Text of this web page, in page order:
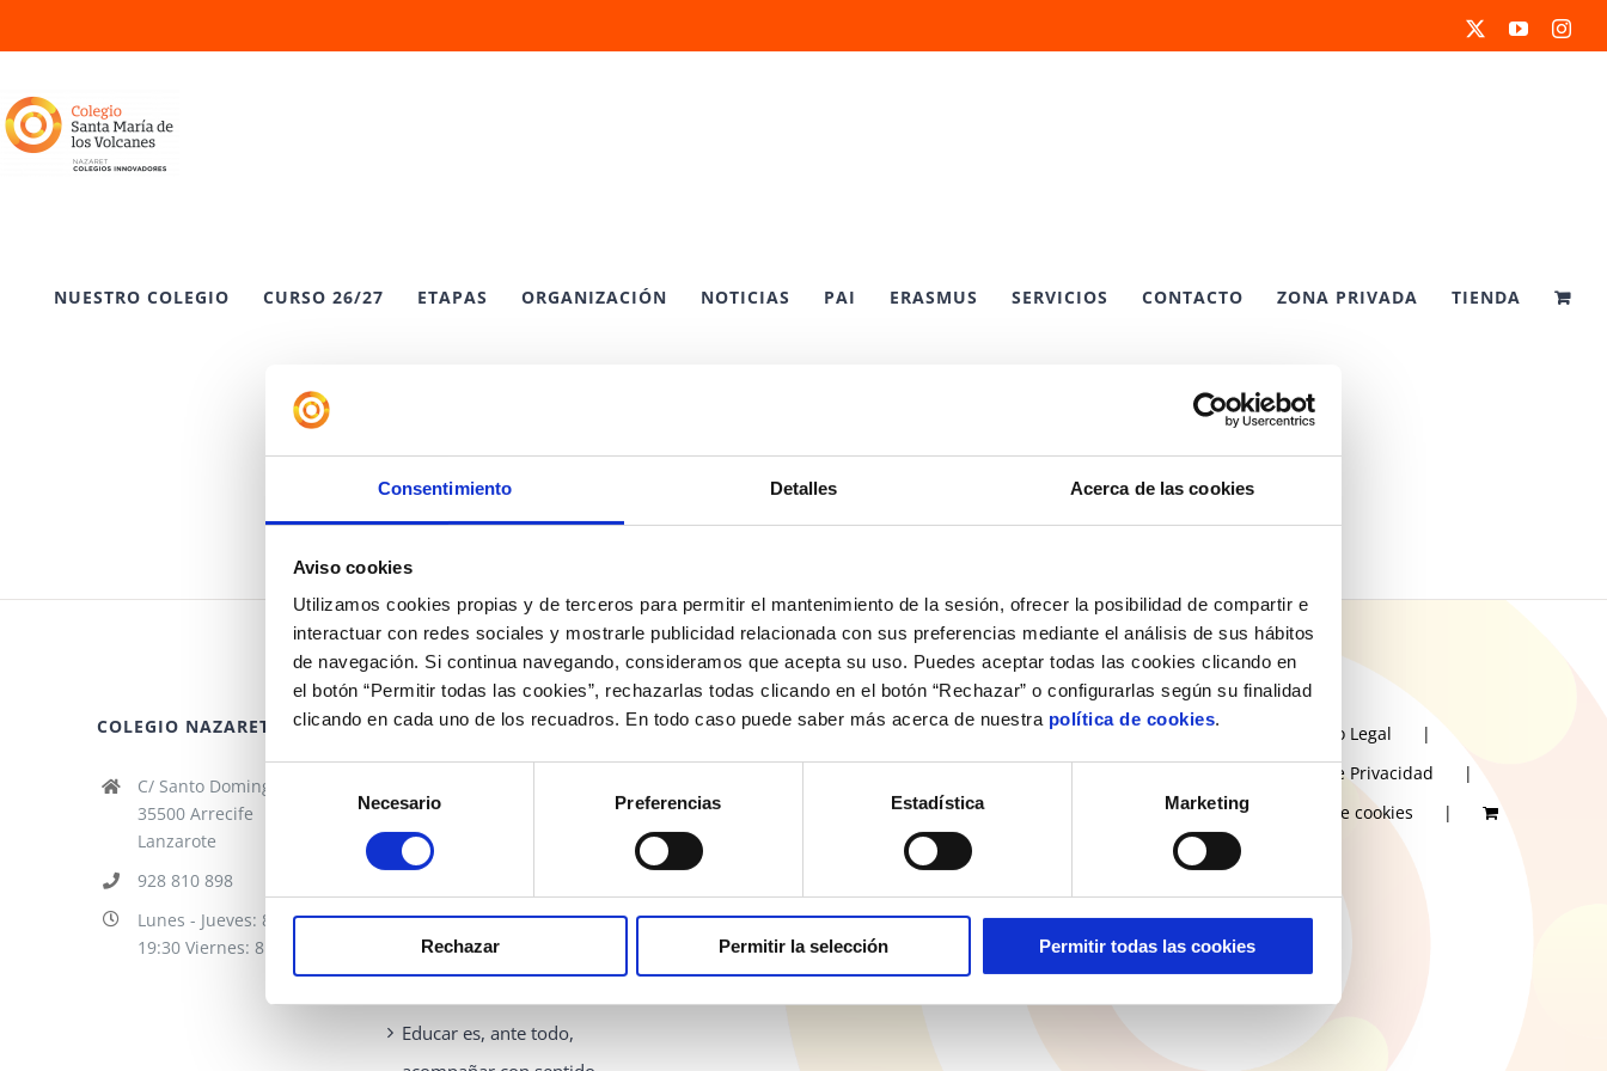
Consentimiento Detalles Acerca de las cookies
Aviso cookies
Utilizamos cookies propias y de terceros para permitir el mantenimiento de la sesión, ofrecer la posibilidad de compartir e
interactuar con redes sociales y mostrarle publicidad relacionada con sus preferencias mediante el análisis de sus hábitos
de navegación. Si continua navegando, consideramos que acepta su uso. Puedes aceptar todas las cookies clicando en
el botón “Permitir todas las cookies”, rechazarlas todas clicando en el botón “Rechazar” o configurarlas según su finalidad
clicando en cada uno de los recuadros. En todo caso puede saber más acerca de nuestra política de cookies.
consentimiento
Necesario Preferencias Estadística Marketing
Rechazar Permitir la selección Permitir todas las cookies
al
contenido
YouTube
NUESTRO COLEGIO CURSO 26/27 ETAPAS ORGANIZACIÓN NOTICIAS PAI ERASMUS SERVICIOS CONTACTO ZONA PRIVADA TIENDA
COLEGIO NAZARET
C/ Santo Domingo 1
35500 Arrecife
Lanzarote
928 810 898
Lunes - Jueves: 8:00 -
19:30 Viernes: 8:00 - 14:30
ENTRADAS RECIENTES
La jugada donde la
confianza fue el verdadero
pase
de Familia
Educar es, ante todo,
Aviso Legal
Política de Privacidad
Política de cookies